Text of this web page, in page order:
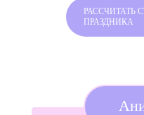
РАССЧИТАТЬ
ПРАЗДНИКА